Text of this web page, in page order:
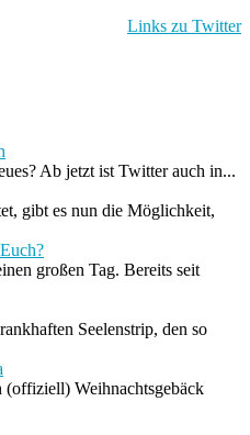
Links zu Twitter
Ab jetzt ist Twitter auch in...
gibt es nun die Möglichkeit,
großen Tag. Bereits seit
Seelenstrip, den so
(offiziell) Weihnachtsgebäck